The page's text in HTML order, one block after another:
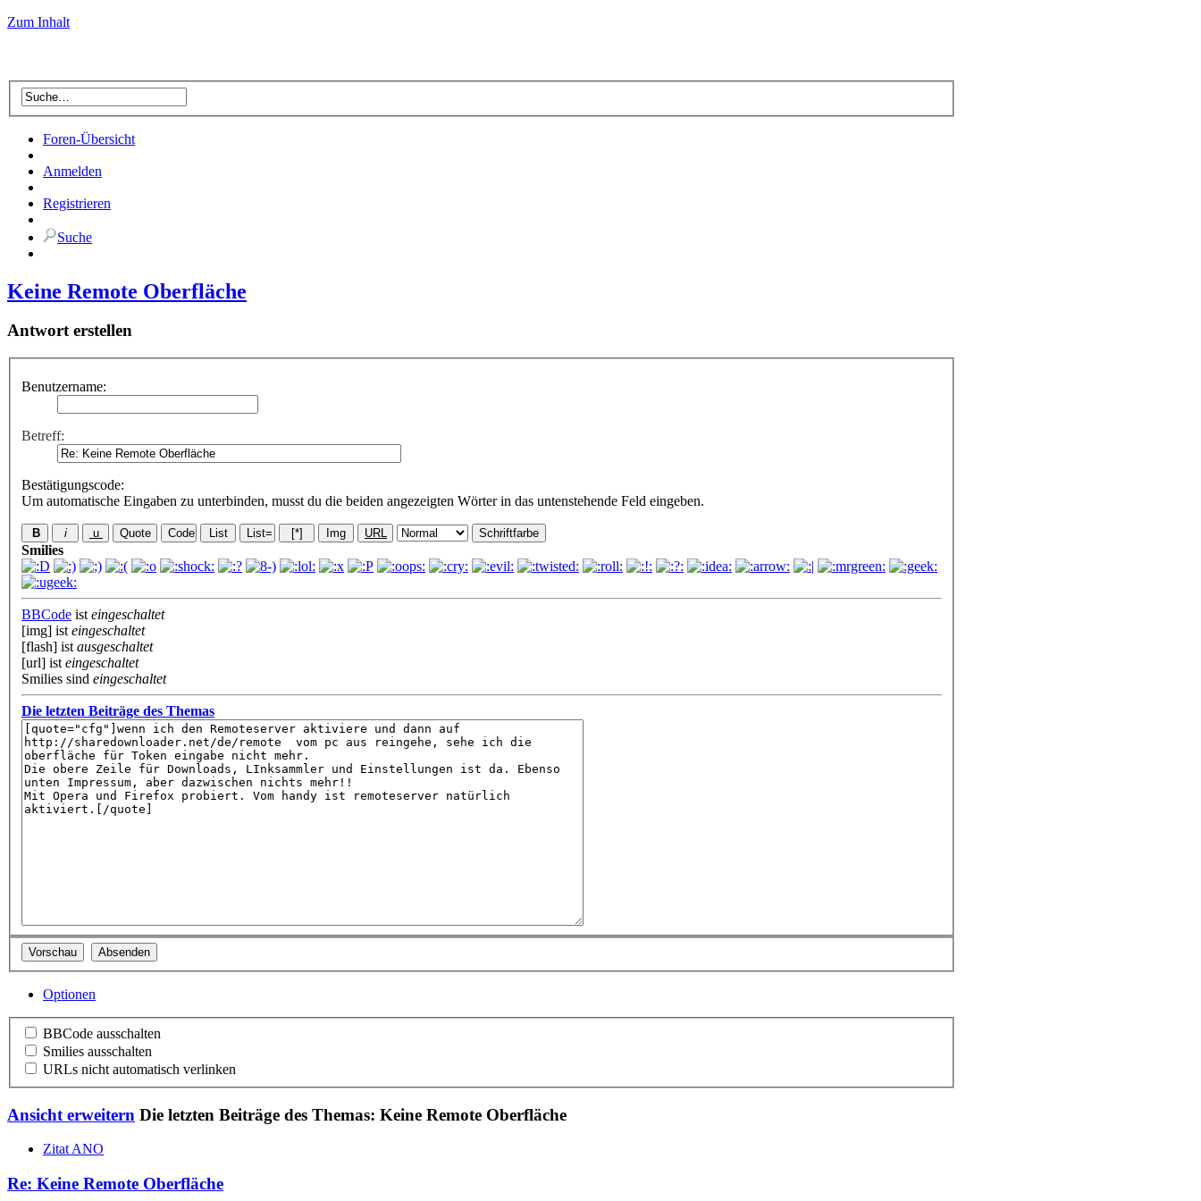
Zum Inhalt
Foren-Übersicht
Anmelden
Registrieren
Suche
Keine Remote Oberfläche
Antwort erstellen
Benutzername:
Betreff:
Bestätigungscode:
Um automatische Eingaben zu unterbinden, musst du die beiden angezeigten Wörter in das untenstehende Feld eingeben.
Smilies
BBCode ist eingeschaltet
[img] ist eingeschaltet
[flash] ist ausgeschaltet
[url] ist eingeschaltet
Smilies sind eingeschaltet
Die letzten Beiträge des Themas
Optionen
BBCode ausschalten
Smilies ausschalten
URLs nicht automatisch verlinken
Ansicht erweitern Die letzten Beiträge des Themas: Keine Remote Oberfläche
Zitat ANO
Re: Keine Remote Oberfläche